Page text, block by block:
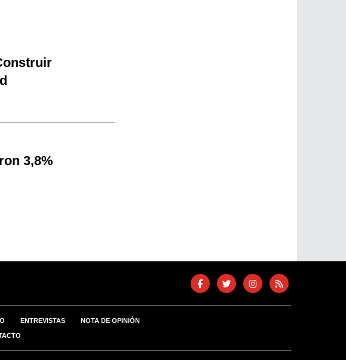
3,8%
ENTREVISTAS NOTA DE OPINIÓN